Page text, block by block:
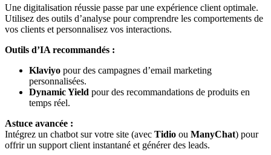
Une digitalisation réussie passe par une expérience client optimale.
Utilisez des outils d’analyse pour comprendre les comportements de
vos clients et personnalisez vos interactions.
Outils d’IA recommandés :
Klaviyo pour des campagnes d’email marketing
personnalisées.
Dynamic Yield pour des recommandations de produits en
temps réel.
Astuce avancée :
Intégrez un chatbot sur votre site (avec Tidio ou ManyChat) pour
offrir un support client instantané et générer des leads.